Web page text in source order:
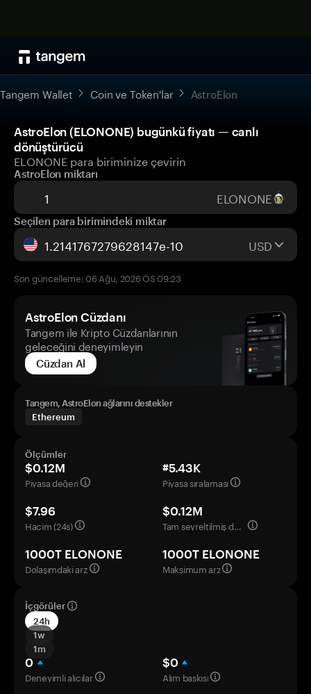
Tangem Wallet Coin ve Token'lar AstroElon
AstroElon (ELONONE) bugünkü fiyatı — canlı
dönüştürücü
ELONONE para biriminize çevirin
AstroElon miktarı
ELONONE
Seçilen para birimindeki miktar
USD
Son güncelleme: 06 Ağu, 2026 ÖS 09:23
AstroElon Cüzdanı
Tangem ile Kripto Cüzdanlarının
geleceğini deneyimleyin
Cüzdan Al
Tangem, AstroElon ağlarını destekler
Ethereum
Ölçümler
$0.12M
Piyasa değeri
#5.43K
Piyasa sıralaması
$7.96
Hacim (24s)
$0.12M
Tam seyreltilmiş değerleme
1000T ELONONE
Dolaşımdaki arz
1000T ELONONE
Maksimum arz
İçgörüler
24h
1w
1m
0
Deneyimli alıcılar
$0
Alım baskısı